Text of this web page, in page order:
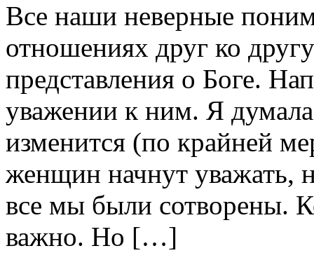
Все наши неверные
отношениях друг ко
представления о Боге.
уважении к ним. Я
изменится (по крайней
женщин начнут уважать,
все мы были сотворены.
важно. Но […]